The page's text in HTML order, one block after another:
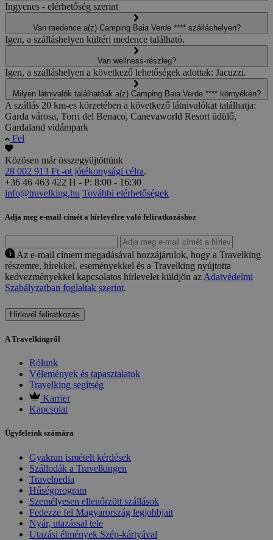
Ingyenes - elérhetőség szerint
Van medence a(z) Camping Baia Verde **** szálláshelyen?
Igen, a szálláshelyen kültéri medence található.
Van wellness-részleg?
Igen, a szálláshelyen a következő lehetőségek adottak: Jacuzzi.
Milyen látnivalók találhatóak a(z) Camping Baia Verde **** környékén?
A szállás 20 km-es körzetében a következő látnivalókat találhatja:
Garda városa, Torri del Benaco, Canevaworld Resort üdülő,
Gardaland vidámpark
Fel
Közösen már összegyüjtöttünk
28 002 913 Ft -ot jótékonysági célra.
+36 46 463 422 H - P: 8:00 - 16:30
info@travelking.hu További elérhetőségek
Adja meg e-mail címét a hírlevélre való feliratkozáshoz
Az e-mail címem megadásával hozzájárulok, hogy a Travelking
részemre, hírekkel, eseményekkel és a Travelking nyújtotta
kedvezményekkel kapcsolatos hírlevelet küldjön az Adatvédelmi
Szabályzatban foglaltak szerint.
Hírlevél feliratkozás
A Travelkingről
Rólunk
Vélemények és tapasztalatok
Travelking segítség
Karrier
Kapcsolat
Ügyfeleink számára
Gyakran ismételt kérdések
Szállodák a Travelkingen
Travelpedia
Hűségprogram
Személyesen ellenőrzött szállások
Fedezze fel Magyarország legjobbjait
Nyár, utazással tele
Utazási élmények Szép-kártyával